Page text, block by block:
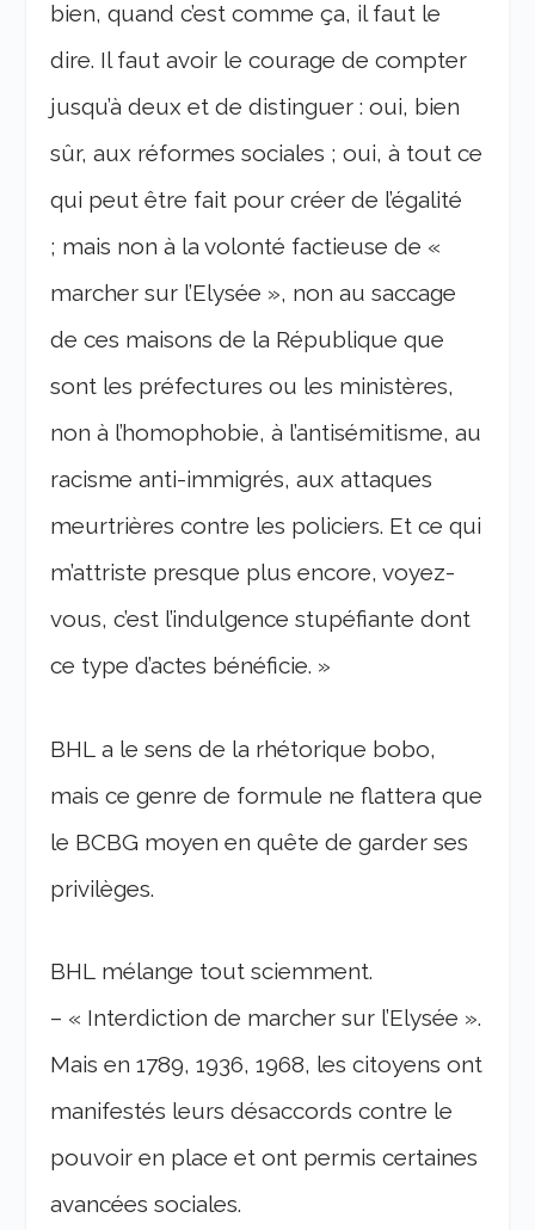
bien, quand c’est comme ça, il faut le
dire. Il faut avoir le courage de compter
jusqu’à deux et de distinguer : oui, bien
sûr, aux réformes sociales ; oui, à tout ce
qui peut être fait pour créer de l’égalité
; mais non à la volonté factieuse de «
marcher sur l’Elysée », non au saccage
de ces maisons de la République que
sont les préfectures ou les ministères,
non à l’homophobie, à l’antisémitisme, au
racisme anti-immigrés, aux attaques
meurtrières contre les policiers. Et ce qui
m’attriste presque plus encore, voyez-
vous, c’est l’indulgence stupéfiante dont
ce type d’actes bénéficie. »
BHL a le sens de la rhétorique bobo,
mais ce genre de formule ne flattera que
le BCBG moyen en quête de garder ses
privilèges.
BHL mélange tout sciemment.
– « Interdiction de marcher sur l’Elysée ».
Mais en 1789, 1936, 1968, les citoyens ont
manifestés leurs désaccords contre le
pouvoir en place et ont permis certaines
avancées sociales.